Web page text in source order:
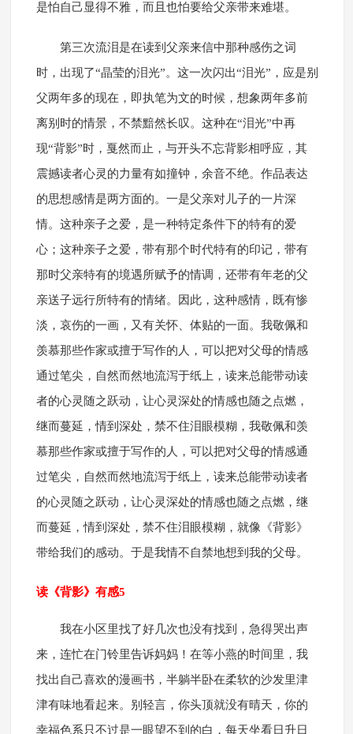
是怕自己显得不雅，而且也怕要给父亲带来难堪。
第三次流泪是在读到父亲来信中那种感伤之词
时，出现了“晶莹的泪光”。这一次闪出“泪光”，应是别
父两年多的现在，即执笔为文的时候，想象两年多前
离别时的情景，不禁黯然长叹。这种在“泪光”中再
现“背影”时，戛然而止，与开头不忘背影相呼应，其
震撼读者心灵的力量有如撞钟，余音不绝。作品表达
的思想感情是两方面的。一是父亲对儿子的一片深
情。这种亲子之爱，是一种特定条件下的特有的爱
心；这种亲子之爱，带有那个时代特有的印记，带有
那时父亲特有的境遇所赋予的情调，还带有年老的父
亲送子远行所特有的情绪。因此，这种感情，既有惨
淡，哀伤的一画，又有关怀、体贴的一面。我敬佩和
羡慕那些作家或擅于写作的人，可以把对父母的情感
通过笔尖，自然而然地流泻于纸上，读来总能带动读
者的心灵随之跃动，让心灵深处的情感也随之点燃，
继而蔓延，情到深处，禁不住泪眼模糊，我敬佩和羡
慕那些作家或擅于写作的人，可以把对父母的情感通
过笔尖，自然而然地流泻于纸上，读来总能带动读者
的心灵随之跃动，让心灵深处的情感也随之点燃，继
而蔓延，情到深处，禁不住泪眼模糊，就像《背影》
带给我们的感动。于是我情不自禁地想到我的父母。
读《背影》有感5
我在小区里找了好几次也没有找到，急得哭出声
来，连忙在门铃里告诉妈妈！在等小燕的时间里，我
找出自己喜欢的漫画书，半躺半卧在柔软的沙发里津
津有味地看起来。别轻言，你头顶就没有晴天，你的
幸福色系只不过是一眼望不到的白，每天坐看日升日